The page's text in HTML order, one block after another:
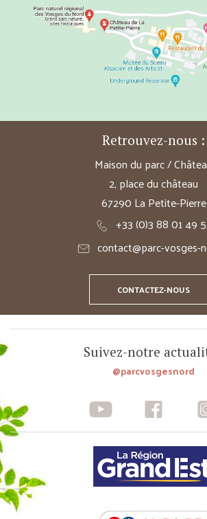
Retrouvez-nous :
Maison du parc /
2, place du château
67290 La Petite-Pierre
+33 (0)3 88 01 49
contact@parc-vosges-
CONTACTEZ-NOUS
Suivez-notre
@parcvosgesnord